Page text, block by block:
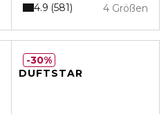
4 Größen
4.9 581
DUFTSTAR
30%